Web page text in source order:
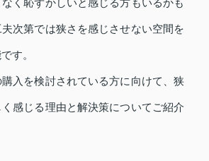
く恥ずかしいと感じる方もいるかも
次第では狭さを感じさせない空間を
す。
入を検討されている方に向けて、狭
感じる理由と解決策についてご紹介